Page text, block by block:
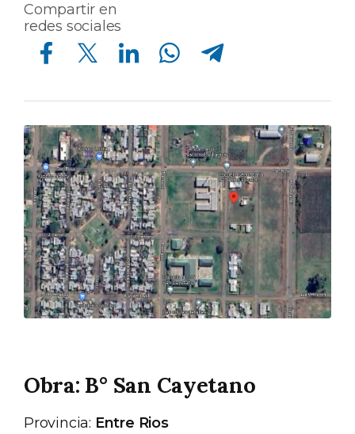
Compartir en
redes sociales
Compartir en Facebook Compartir en Twitter Compartir en Linkedin Compartir en Whatsapp Compartir en Telegram
Obra: B° San Cayetano
Provincia: Entre Rios